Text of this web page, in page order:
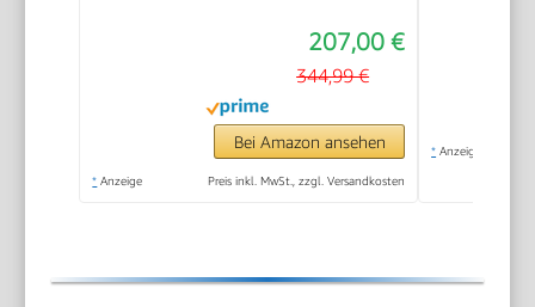
spülmaschinenfest,
Mixer 1,25 L,
Durchlaufschnitzler, 3
Scheiben, 1000 W,
207,00 €
344,99 €
Bei Amazon ansehen
* Anzeige Preis inkl. MwSt., zzgl. Versandkosten
* Anzeige